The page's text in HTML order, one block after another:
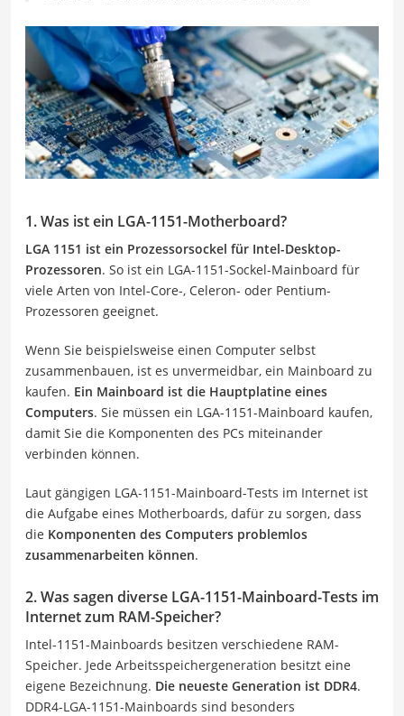
1. Was ist ein LGA-1151-Motherboard?
LGA 1151 ist ein Prozessorsockel für Intel-Desktop-
Prozessoren. So ist ein LGA-1151-Sockel-Mainboard für
viele Arten von Intel-Core-, Celeron- oder Pentium-
Prozessoren geeignet.
Wenn Sie beispielsweise einen Computer selbst
zusammenbauen, ist es unvermeidbar, ein Mainboard zu
kaufen. Ein Mainboard ist die Hauptplatine eines
Computers. Sie müssen ein LGA-1151-Mainboard kaufen,
damit Sie die Komponenten des PCs miteinander
verbinden können.
Laut gängigen LGA-1151-Mainboard-Tests im Internet ist
die Aufgabe eines Motherboards, dafür zu sorgen, dass
die Komponenten des Computers problemlos
zusammenarbeiten können.
2. Was sagen diverse LGA-1151-Mainboard-Tests im
Internet zum RAM-Speicher?
Intel-1151-Mainboards besitzen verschiedene RAM-
Speicher. Jede Arbeitsspeichergeneration besitzt eine
eigene Bezeichnung. Die neueste Generation ist DDR4.
DDR4-LGA-1151-Mainboards sind besonders